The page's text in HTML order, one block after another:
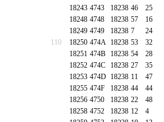
18243 4743 18238 46 25
18248 4748 18238 57 16
18249 4749 18238 7 24
110
18250 474A 18238 53 32
18251 474B 18238 54 28
18252 474C 18238 27 35
18253 474D 18238 11 47
18255 474F 18238 44 44
18256 4750 18238 22 48
18258 4752 18238 12 4